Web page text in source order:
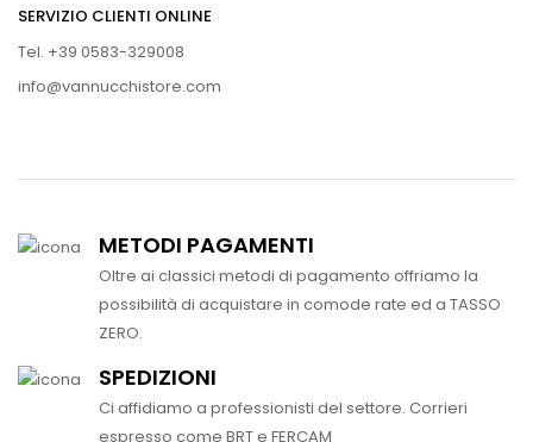
SERVIZIO CLIENTI ONLINE
Tel. +39 0583-329008
info@vannucchistore.com
METODI PAGAMENTI
Oltre ai classici metodi di pagamento offriamo la
possibilità di acquistare in comode rate ed a TASSO
ZERO.
SPEDIZIONI
Ci affidiamo a professionisti del settore. Corrieri
espresso come BRT e FERCAM